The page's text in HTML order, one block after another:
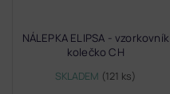
NÁLEPKA ELIPSA - vzorkovník
kolečko CH
SKLADEM (121 ks)